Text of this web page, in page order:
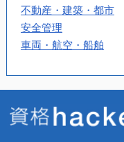
不動産・建築・都市
安全管理
車両・航空・船舶